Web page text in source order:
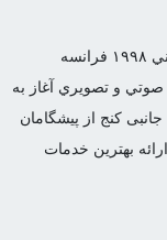
در تابستان داغ ١٣٧٧ هم زمان با برگزاري جام جهاني ١٩٩٨ فرانسه
و تصويري آغاز به
کنج از پیشگامان
بهترین خدمات